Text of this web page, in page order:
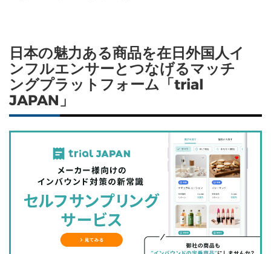
日本の魅力ある商品を在日外国人イ
ンフルエンサーとつなげるマッチ
ングプラットフォーム「trial
JAPAN」